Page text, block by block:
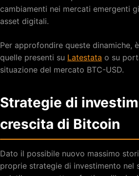
cambiamenti nei mercati emergenti
asset digitali.
Per approfondire queste dinamiche,
quelle presenti su Latestata o su
situazione del mercato BTC-USD.
Strategie di
crescita di Bitcoin
Dato il possibile nuovo massimo
proprie strategie di investimento nel